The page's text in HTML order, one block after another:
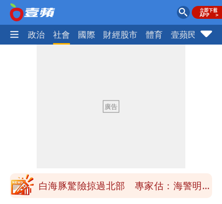
生活 政治 社會 國際 財經股市 體育 壹蘋民調
「終於能交代」 捐500萬獎學金延續愛
白海豚颱風逼近！鄭明典示警「恐遇黑潮
砸重金再買一整桌卡盒
白海豚驚險掠過北部 專家估：海警明發